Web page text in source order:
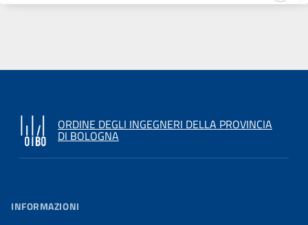
ORDINE DEGLI INGEGNERI DELLA PROVINCIA
DI BOLOGNA
INFORMAZIONI